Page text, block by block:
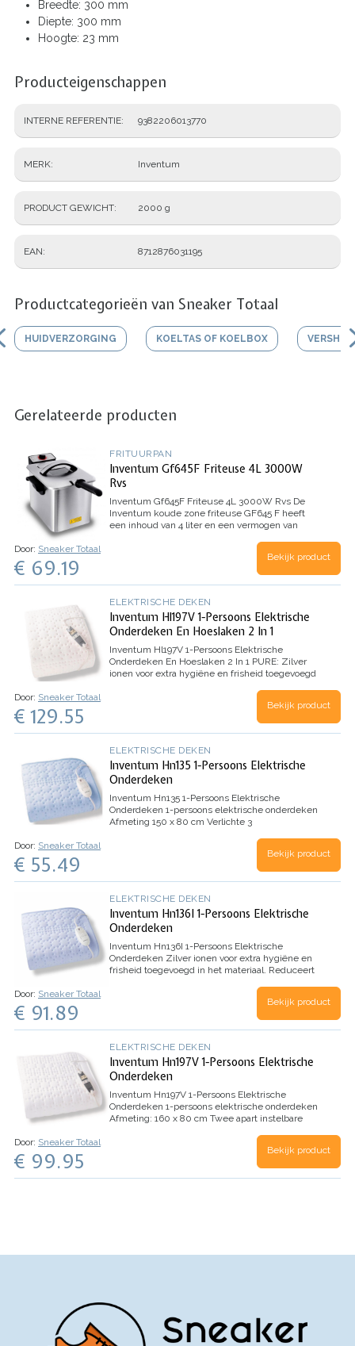
Breedte: 300 mm
Diepte: 300 mm
Hoogte: 23 mm
Producteigenschappen
INTERNE REFERENTIE 9382206013770
MERK Inventum
PRODUCT GEWICHT 2000 g
EAN 8712876031195
Productcategorieën van Sneaker Totaal
HUIDVERZORGING KOELTAS OF KOELBOX
Gerelateerde producten
FRITUURPAN
Inventum Gf645F Friteuse 4L 3000W
Rvs
Inventum Gf645F Friteuse 4L 3000W Rvs De
Inventum koude zone friteuse GF645 F heeft
een inhoud van 4 liter en een vermogen van
in met de draaiknoppen, tot maximaal 190°C. De
Door: Sneaker Totaal
€ 69.19 Bekijk product
ELEKTRISCHE DEKEN
Inventum Hl197V 1-Persoons Elektrische
Onderdeken En Hoeslaken 2 In 1
Inventum Hl197V 1-Persoons Elektrische
Onderdeken En Hoeslaken 2 In 1 PURE: Zilver
ionen voor extra hygiëne en frisheid toegevoegd
Hoeslakenen elektrische
Door: Sneaker Totaal
€ 129.55 Bekijk product
ELEKTRISCHE DEKEN
Inventum Hn135 1-Persoons Elektrische
Onderdeken
Inventum Hn135 1-Persoons Elektrische
Onderdeken 1-persoons elektrische onderdeken
Afmeting 150 x 80 cm Verlichte 3
Wasmachine…
Door: Sneaker Totaal
€ 55.49 Bekijk product
ELEKTRISCHE DEKEN
Inventum Hn136I 1-Persoons Elektrische
Onderdeken
Inventum Hn136I 1-Persoons Elektrische
Onderdeken Zilver ionen voor extra hygiëne en
frisheid toegevoegd in het materiaal. Reduceert
Afmeting 150 x 80 cm
Door: Sneaker Totaal
€ 91.89 Bekijk product
ELEKTRISCHE DEKEN
Inventum Hn197V 1-Persoons Elektrische
Onderdeken
Inventum Hn197V 1-Persoons Elektrische
Onderdeken 1-persoons elektrische onderdeken
Afmeting: 160 x 80 cm Twee apart instelbare
Door: Sneaker Totaal
€ 99.95 Bekijk product